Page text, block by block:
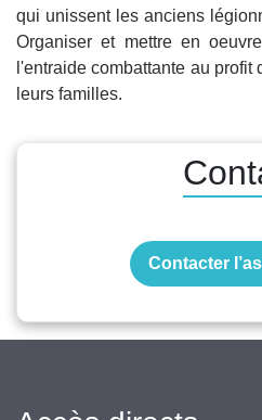
qui unissent les anciens
Organiser et mettre en
l'entraide combattante au
leurs familles.
Contacter